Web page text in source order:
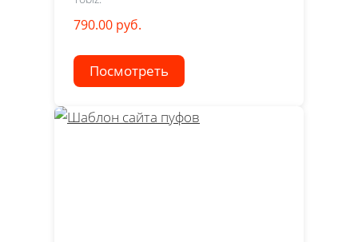
790.00 руб.
Посмотреть